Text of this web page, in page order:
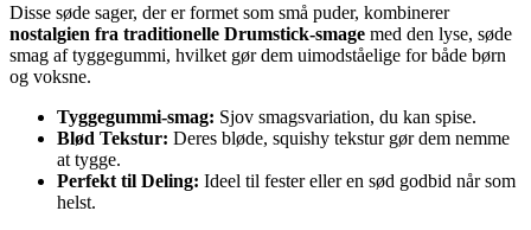
Disse søde sager, der er formet som små puder, kombinerer
nostalgien fra traditionelle Drumstick-smage med den lyse, søde
smag af tyggegummi, hvilket gør dem uimodståelige for både børn
og voksne.
Tyggegummi-smag: Sjov smagsvariation, du kan spise.
Blød Tekstur: Deres bløde, squishy tekstur gør dem nemme
at tygge.
Perfekt til Deling: Ideel til fester eller en sød godbid når som
helst.